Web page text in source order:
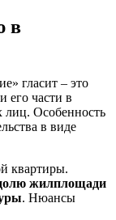
в
гласит – это
его части в
лиц. Особенность
в виде
квартиры.
жилплощади
. Нюансы